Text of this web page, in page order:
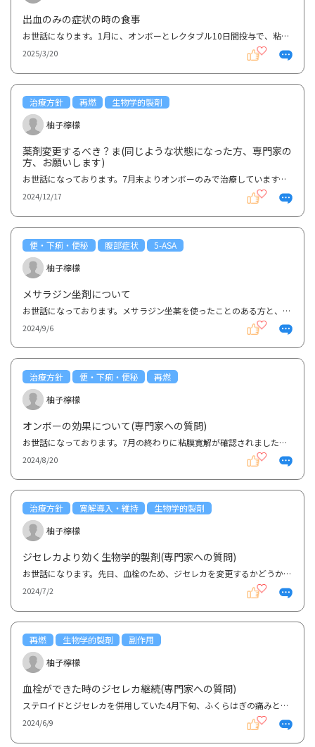
出血のみの症状の時の食事
お世話になります。1月に、オンボーとレクタブル10日間投与で、粘膜寛解を確認しました。しかし、3月の...
2025/3/20
治療方針 再燃
生物学的製剤
柚子檸檬
薬剤変更するべき？ま(同じような状態になった方、専門家の
方、お願いします)
お世話になっております。7月末よりオンボーのみで治療しています。( 5asa不耐です)それまではジセレカ...
2024/12/17
便・下痢・便秘 腹部症状
5-ASA
柚子檸檬
メサラジン坐剤について
お世話になっております。メサラジン坐薬を使ったことのある方と、今井先生にお聞きしたいと思います。...
2024/9/6
治療方針 便・下痢・便秘
再燃
柚子檸檬
オンボーの効果について(専門家への質問)
お世話になっております。7月の終わりに粘膜寛解が確認されました。炎症一つない綺麗な腸と言われました...
2024/8/20
治療方針 寛解導入・維持
生物学的製剤
柚子檸檬
ジセレカより効く生物学的製剤(専門家への質問)
お世話になります。先日、血栓のため、ジセレカを変更するかどうかの質問をした者です。その後、ジセレ...
2024/7/2
再燃 生物学的製剤
副作用
柚子檸檬
血栓ができた時のジセレカ継続(専門家への質問)
ステロイドとジセレカを併用していた4月下旬、ふくらはぎの痛みと腫れで、整形外科に行ったところ、Ｄダ...
2024/6/9